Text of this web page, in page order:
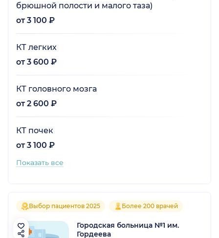
брюшной полости и малого таза)
от 3 100 ₽
КТ легких
от 3 600 ₽
КТ головного мозга
от 2 600 ₽
КТ почек
от 3 100 ₽
Показать все
Выбор пациентов 2025 Более 200 врачей
Городская больница №1 им.
Гордеева